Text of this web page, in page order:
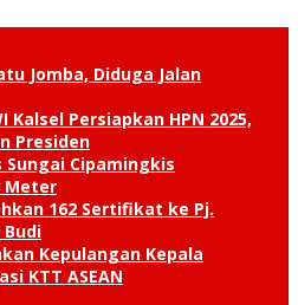
Jomba, Diduga Jalan
Kalsel Persiapkan HPN 2025,
Presiden
Cipamingkis
Meter
162 Sertifikat ke Pj.
Budi
Kepulangan Kepala
KTT ASEAN